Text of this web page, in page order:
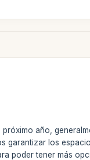
año,
garantizar los
poder tener más